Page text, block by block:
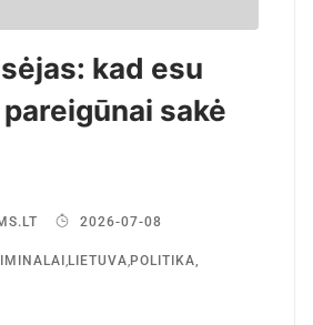
kad esu
sakė
2026-07-08
LIETUVA POLITIKA,